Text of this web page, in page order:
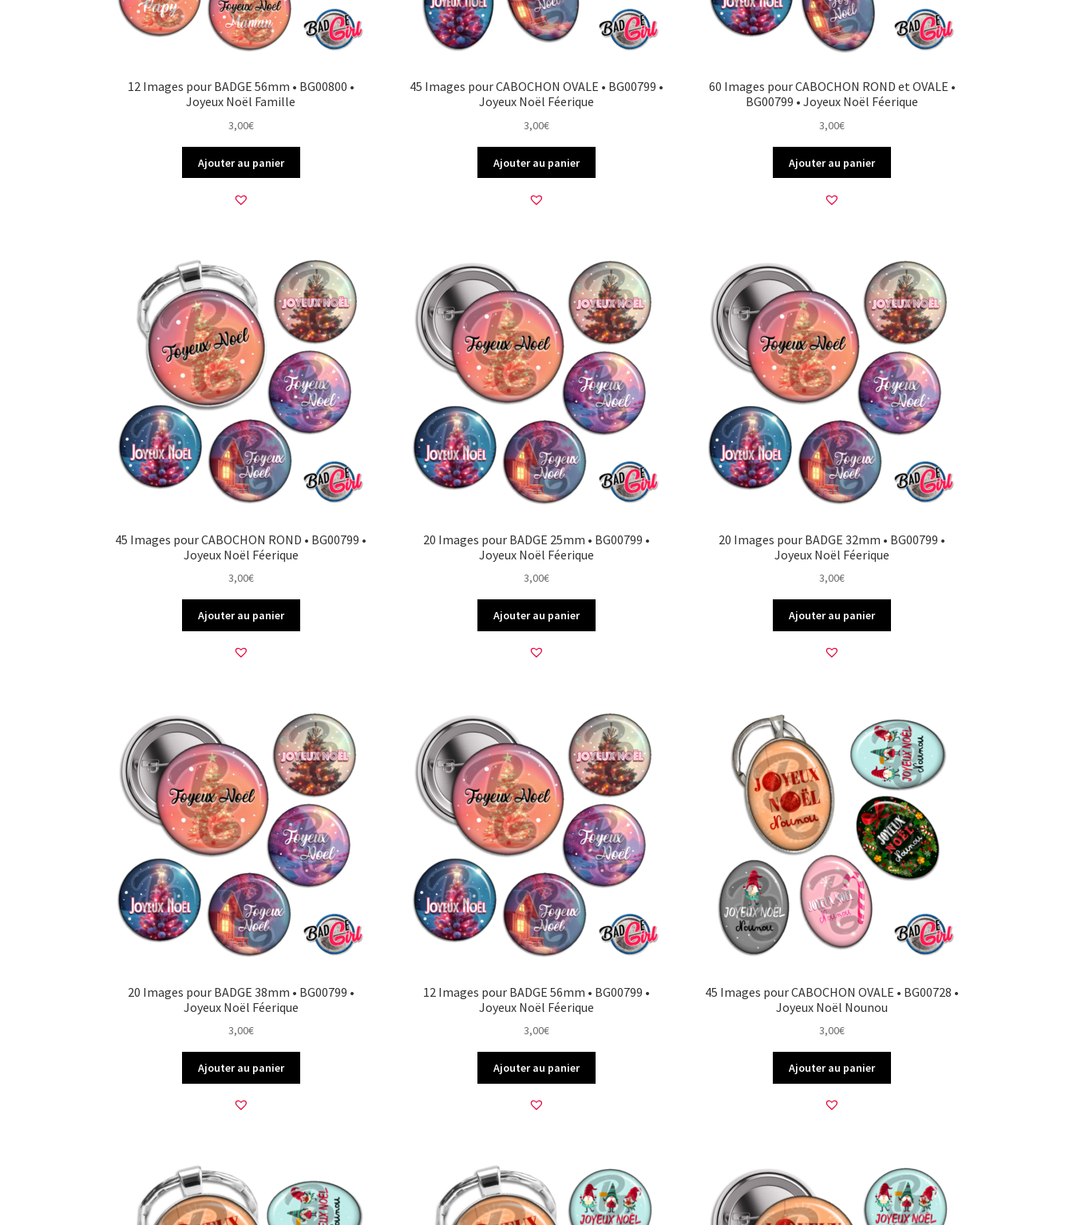
12 Images pour BADGE 56mm • BG00800 •
Joyeux Noël Famille
3,00€
Ajouter au panier
45 Images pour CABOCHON OVALE • BG00799 •
Joyeux Noël Féerique
3,00€
Ajouter au panier
60 Images pour CABOCHON ROND et OVALE •
BG00799 • Joyeux Noël Féerique
3,00€
Ajouter au panier
45 Images pour CABOCHON ROND • BG00799 •
Joyeux Noël Féerique
3,00€
Ajouter au panier
20 Images pour BADGE 25mm • BG00799 •
Joyeux Noël Féerique
3,00€
Ajouter au panier
20 Images pour BADGE 32mm • BG00799 •
Joyeux Noël Féerique
3,00€
Ajouter au panier
20 Images pour BADGE 38mm • BG00799 •
Joyeux Noël Féerique
3,00€
Ajouter au panier
12 Images pour BADGE 56mm • BG00799 •
Joyeux Noël Féerique
3,00€
Ajouter au panier
45 Images pour CABOCHON OVALE • BG00728 •
Joyeux Noël Nounou
3,00€
Ajouter au panier